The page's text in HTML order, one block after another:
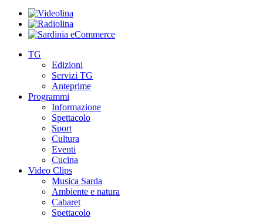
TG
Edizioni
Servizi TG
Anteprime
Programmi
Informazione
Spettacolo
Sport
Cultura
Eventi
Cucina
Video Clips
Musica Sarda
Ambiente e natura
Cabaret
Spettacolo